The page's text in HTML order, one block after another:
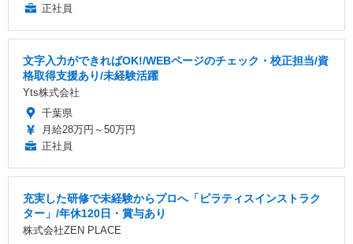
正社員
文字入力ができればOK!/WEBページのチェック・校正担当/資
格取得支援あり/未経験活躍
Yts株式会社
千葉県
月給28万円～50万円
正社員
充実した研修で未経験からプロへ「ピラティスインストラク
ター」/年休120日・賞与あり
株式会社ZEN PLACE